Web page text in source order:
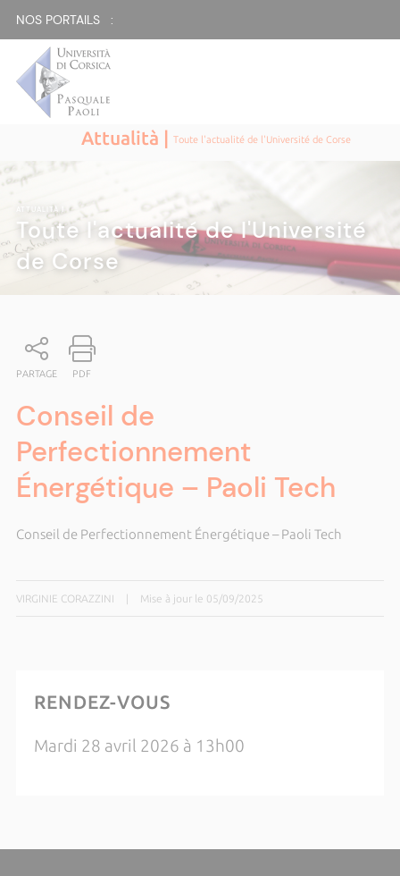
NOS PORTAILS :
Attualità |Toute l'actualité de l'Université de Corse
ATTUALITÀ|
Toute l'actualité de l'Université
de Corse
PARTAGE PDF
Conseil de
Perfectionnement
Énergétique – Paoli Tech
Conseil de Perfectionnement Énergétique – Paoli Tech
VIRGINIE CORAZZINI Mise à jour le 05/09/2025
RENDEZ-VOUS
Mardi 28 avril 2026 à 13h00